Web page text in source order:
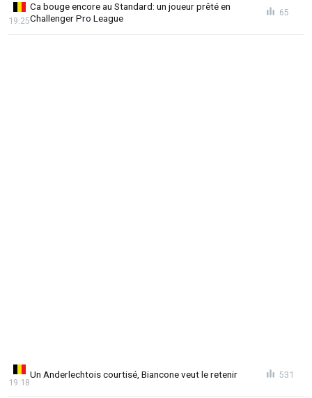
Ca bouge encore au Standard: un joueur prêté en
Challenger Pro League
19:25
65
Un Anderlechtois courtisé, Biancone veut le retenir
19:18
531